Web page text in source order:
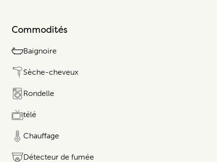
Commodités
Baignoire
Sèche-cheveux
Rondelle
télé
Chauffage
Détecteur de fumée